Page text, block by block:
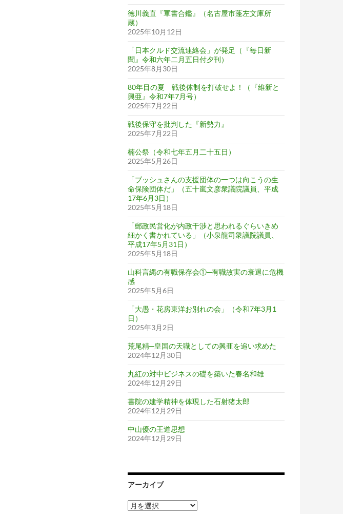
徳川義直『軍書合鑑』（名古屋市蓬左文庫所
蔵）
2025年10月12日
「日本クルド交流連絡会」が発足（『毎日新
聞』令和六年二月五日付夕刊）
2025年8月30日
80年目の夏 戦後体制を打破せよ！（『維新と
興亜』令和7年7月号）
2025年7月22日
戦後保守を批判した『新勢力』
2025年7月22日
楠公祭（令和七年五月二十五日）
2025年5月26日
「ブッシュさんの支援団体の一つは向こうの生
命保険団体だ」（五十嵐文彦衆議院議員、平成
17年6月3日）
2025年5月18日
「郵政民営化が内政干渉と思われるぐらいきめ
細かく書かれている」（小泉龍司衆議院議員、
平成17年5月31日）
2025年5月18日
山科言縄の有職保存会①─有職故実の衰退に危機
感
2025年5月6日
「大愚・花房東洋お別れの会」（令和7年3月1
日）
2025年3月2日
荒尾精─皇国の天職としての興亜を追い求めた
2024年12月30日
丸紅の対中ビジネスの礎を築いた春名和雄
2024年12月29日
書院の建学精神を体現した石射猪太郎
2024年12月29日
中山優の王道思想
2024年12月29日
アーカイブ
ア